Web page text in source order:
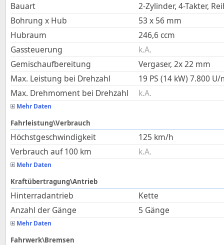
Bauart
2-Zylinder, 4-Takter,
Bohrung x Hub
53 x 56 mm
Hubraum
246,6 ccm
Gassteuerung
k.A.
Gemischaufbereitung
Vergaser, 2x 22 mm
Max. Leistung bei Drehzahl
19 PS (14 kW) 7.800 U/
Max. Drehmoment bei Drehzahl
k.A.
Mehr Daten
Fahrleistung\Verbrauch
Höchstgeschwindigkeit 125 km/h
Verbrauch auf 100 km
k.A.
Mehr Daten
Kraftübertragung\Antrieb
Hinterradantrieb
Kette
Anzahl der Gänge
5 Gänge
Mehr Daten
Fahrwerk\Bremsen